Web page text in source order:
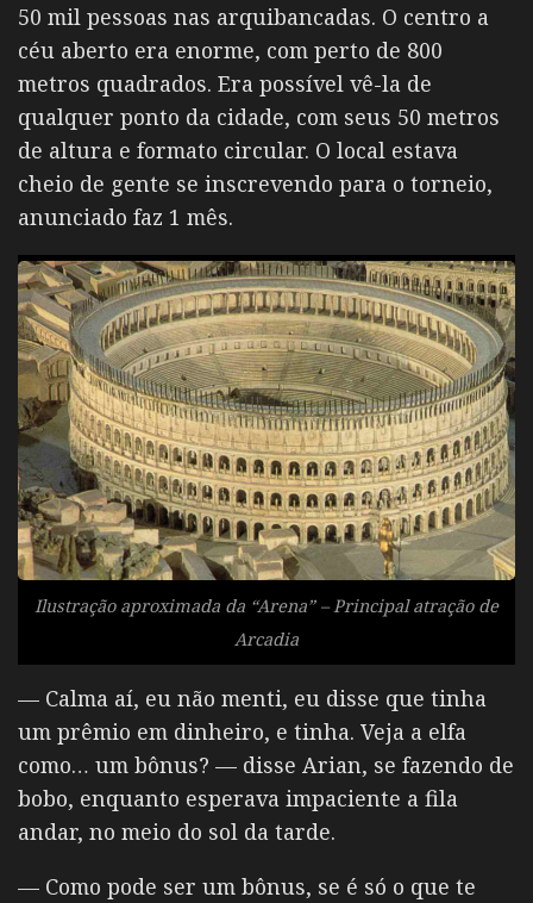
50 mil pessoas nas arquibancadas. O centro a
céu aberto era enorme, com perto de 800
metros quadrados. Era possível vê-la de
qualquer ponto da cidade, com seus 50 metros
de altura e formato circular. O local estava
cheio de gente se inscrevendo para o torneio,
anunciado faz 1 mês.
Ilustração aproximada da “Arena” – Principal atração de
Arcadia
— Calma aí, eu não menti, eu disse que tinha
um prêmio em dinheiro, e tinha. Veja a elfa
como… um bônus? — disse Arian, se fazendo de
bobo, enquanto esperava impaciente a fila
andar, no meio do sol da tarde.
— Como pode ser um bônus, se é só o que te